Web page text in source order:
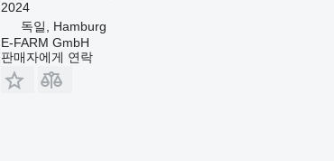
2024
독일, Hamburg
E-FARM GmbH
판매자에게 연락